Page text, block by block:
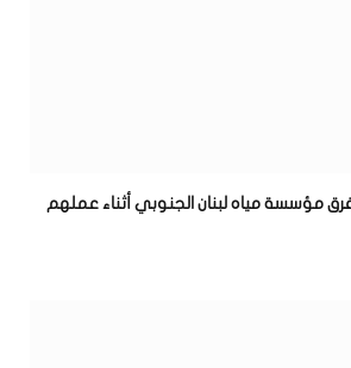
مؤسسة مياه لبنان الجنوبي أثناء عملهم